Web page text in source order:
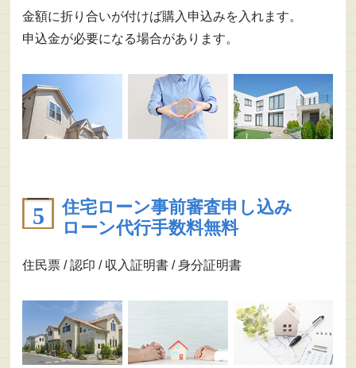
金額に折り合いが付けば購入申込みを入れます。
申込金が必要になる場合があります。
住宅ローン事前審査申し込み
ローン代行手数料無料
住民票 / 認印 / 収入証明書 / 身分証明書